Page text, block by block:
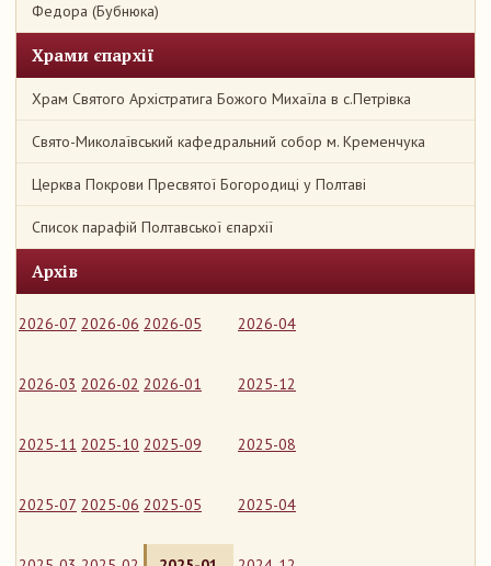
Федора (Бубнюка)
Храми єпархії
Храм Святого Архістратига Божого Михаїла в с.Петрівка
Свято-Миколаївський кафедральний собор м. Кременчука
Церква Покрови Пресвятої Богородиці у Полтаві
Список парафій Полтавської єпархії
Архів
2026-07 2026-06 2026-05 2026-04
2026-03 2026-02 2026-01 2025-12
2025-11 2025-10 2025-09 2025-08
2025-07 2025-06 2025-05 2025-04